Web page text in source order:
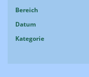
Bereich
Datum
Kategorie